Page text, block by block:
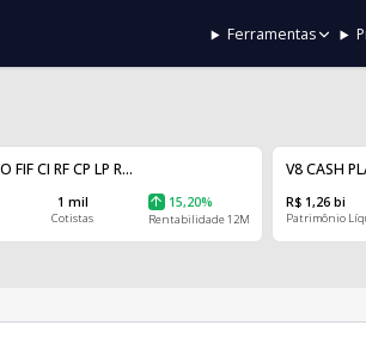
Ferramentas
CI RF CP LP R...
1 mil
Cotistas
15,20%
Rentabilidade 12M
V8 CASH
R$ 1,26 bi
Patrimônio